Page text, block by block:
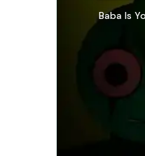
Baba Is